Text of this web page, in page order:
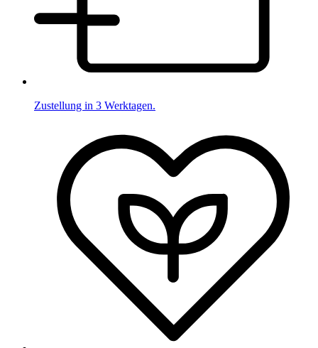
Zustellung in 3 Werktagen.